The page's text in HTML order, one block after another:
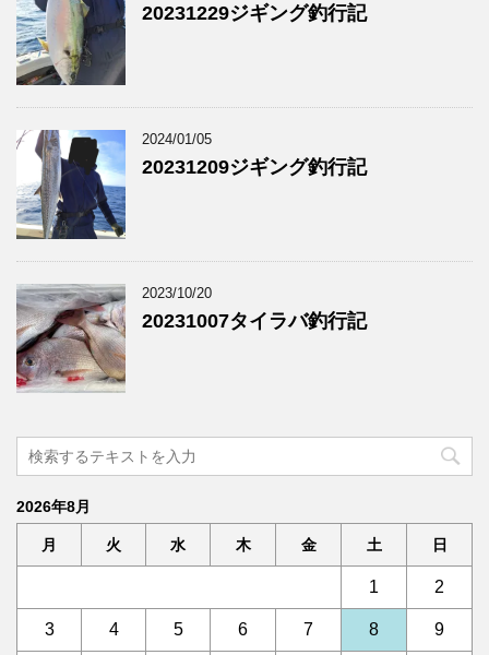
20231229ジギング釣行記
2024/01/05
20231209ジギング釣行記
2023/10/20
20231007タイラバ釣行記
2026年8月
月 火 水 木 金 土 日
1 2
3 4 5 6 7 8 9